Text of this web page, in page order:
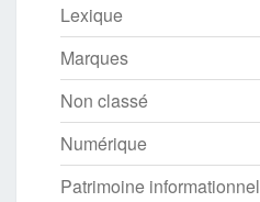
Lexique
Marques
Non classé
Numérique
Patrimoine informationnel